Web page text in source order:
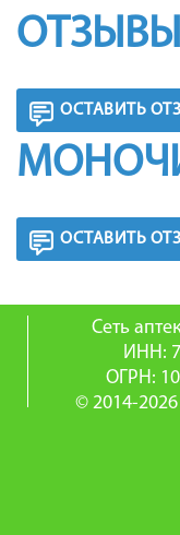
ОСТАВИТЬ
ОСТАВИТЬ
Сеть
ИНН:
ОГРН:
© 2014-